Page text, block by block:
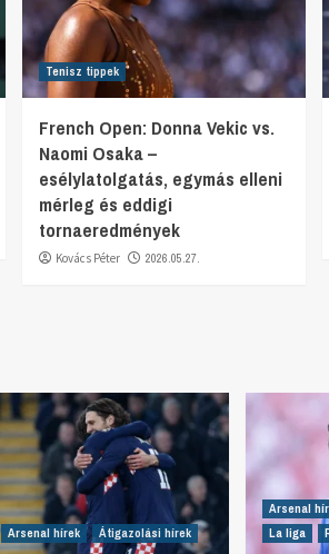
Tenisz tippek
French Open: Donna Vekic vs.
Naomi Osaka –
esélylatolgatás, egymás elleni
mérleg és eddigi
tornaeredmények
Kovács Péter 2026.05.27.
Arsenal hírek Átigazolási hírek
Arsenal
La liga